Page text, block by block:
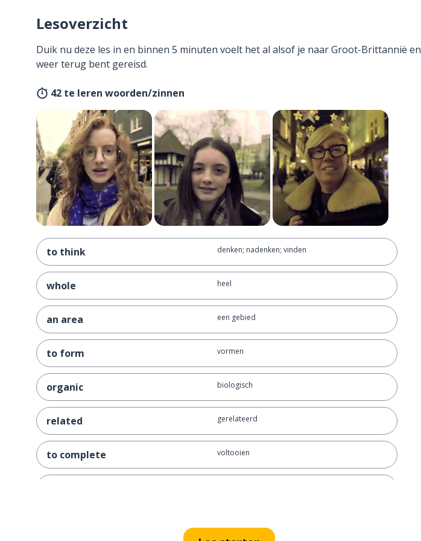
Lesoverzicht
Duik nu deze les in en binnen 5 minuten voelt het al alsof je naar Groot-Brittannië en
weer terug bent gereisd.
42 te leren woorden/zinnen
to think denken; nadenken; vinden
whole heel
an area een gebied
to form vormen
organic biologisch
related gerelateerd
to complete voltooien